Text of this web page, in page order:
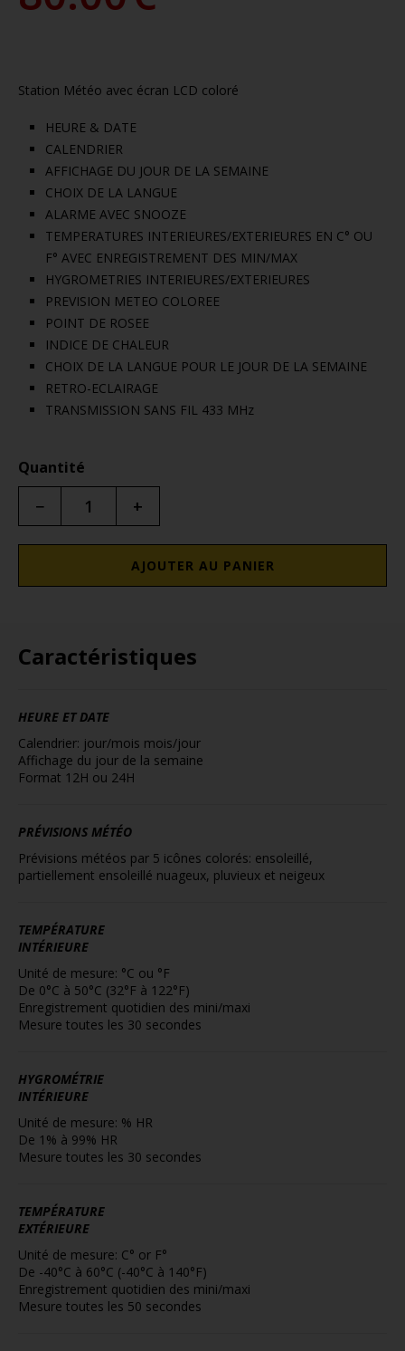
Station Météo avec écran LCD coloré
HEURE & DATE
CALENDRIER
AFFICHAGE DU JOUR DE LA SEMAINE
CHOIX DE LA LANGUE
ALARME AVEC SNOOZE
TEMPERATURES INTERIEURES/EXTERIEURES EN C° OU
F° AVEC ENREGISTREMENT DES MIN/MAX
HYGROMETRIES INTERIEURES/EXTERIEURES
PREVISION METEO COLOREE
POINT DE ROSEE
INDICE DE CHALEUR
CHOIX DE LA LANGUE POUR LE JOUR DE LA SEMAINE
RETRO-ECLAIRAGE
TRANSMISSION SANS FIL 433 MHz
Quantité
− +
AJOUTER AU PANIER
Caractéristiques
HEURE ET DATE
Calendrier: jour/mois mois/jour
Affichage du jour de la semaine
Format 12H ou 24H
PRÉVISIONS MÉTÉO
Prévisions météos par 5 icônes colorés: ensoleillé,
partiellement ensoleillé nuageux, pluvieux et neigeux
TEMPÉRATURE
INTÉRIEURE
Unité de mesure: °C ou °F
De 0°C à 50°C (32°F à 122°F)
Enregistrement quotidien des mini/maxi
Mesure toutes les 30 secondes
HYGROMÉTRIE
INTÉRIEURE
Unité de mesure: % HR
De 1% à 99% HR
Mesure toutes les 30 secondes
TEMPÉRATURE
EXTÉRIEURE
Unité de mesure: C° or F°
De -40°C à 60°C (-40°C à 140°F)
Enregistrement quotidien des mini/maxi
Mesure toutes les 50 secondes